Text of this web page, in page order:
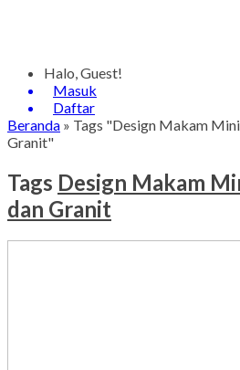
Halo, Guest!
Masuk
Daftar
Beranda » Tags "Design Makam
Granit"
Tags Design Makam
dan Granit